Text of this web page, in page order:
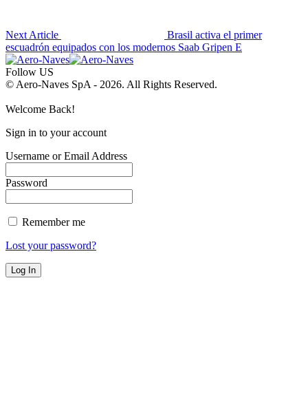
Next Article
Brasil activa el primer
escuadrón equipados con los modernos Saab Gripen E
Follow US
© Aero-Naves SpA - 2026. All Rights Reserved.
Welcome Back!
Sign in to your account
Username or Email Address
Password
Remember me
Lost your password?